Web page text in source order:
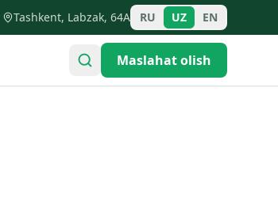
Tashkent, Labzak, 64A RU UZ EN
Maslahat olish